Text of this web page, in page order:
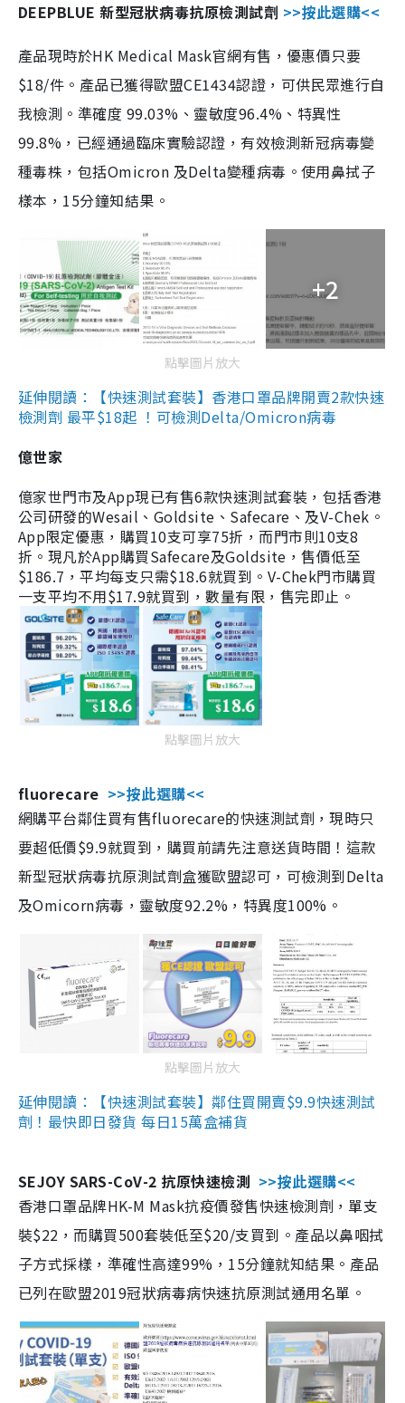
DEEPBLUE 新型冠狀病毒抗原檢測試劑 >>按此選購<<
產品現時於HK Medical Mask官網有售，優惠價只要
$18/件。產品已獲得歐盟CE1434認證，可供民眾進行自
我檢測。準確度 99.03%、靈敏度96.4%、特異性
99.8%，已經通過臨床實驗認證，有效檢測新冠病毒變
種毒株，包括Omicron 及Delta變種病毒。使用鼻拭子
樣本，15分鐘知結果。
+2
點擊圖片放大
延伸閱讀：【快速測試套裝】香港口罩品牌開賣2款快速
檢測劑 最平$18起 ！可檢測Delta/Omicron病毒
億世家
億家世門市及App現已有售6款快速測試套裝，包括香港
公司研發的Wesail、Goldsite、Safecare、及V-Chek。
App限定優惠，購買10支可享75折，而門市則10支8
折。現凡於App購買Safecare及Goldsite，售價低至
$186.7，平均每支只需$18.6就買到。V-Chek門市購買
一支平均不用$17.9就買到，數量有限，售完即止。
點擊圖片放大
fluorecare >>按此選購<<
網購平台鄰住買有售fluorecare的快速測試劑，現時只
要超低價$9.9就買到，購買前請先注意送貨時間！這款
新型冠狀病毒抗原測試劑盒獲歐盟認可，可檢測到Delta
及Omicorn病毒，靈敏度92.2%，特異度100%。
點擊圖片放大
延伸閱讀：【快速測試套裝】鄰住買開賣$9.9快速測試
劑！最快即日發貨 每日15萬盒補貨
SEJOY SARS-CoV-2 抗原快速檢測 >>按此選購<<
香港口罩品牌HK-M Mask抗疫價發售快速檢測劑，單支
裝$22，而購買500套裝低至$20/支買到。產品以鼻咽拭
子方式採樣，準確性高達99%，15分鐘就知結果。產品
已列在歐盟2019冠狀病毒病快速抗原測試通用名單。